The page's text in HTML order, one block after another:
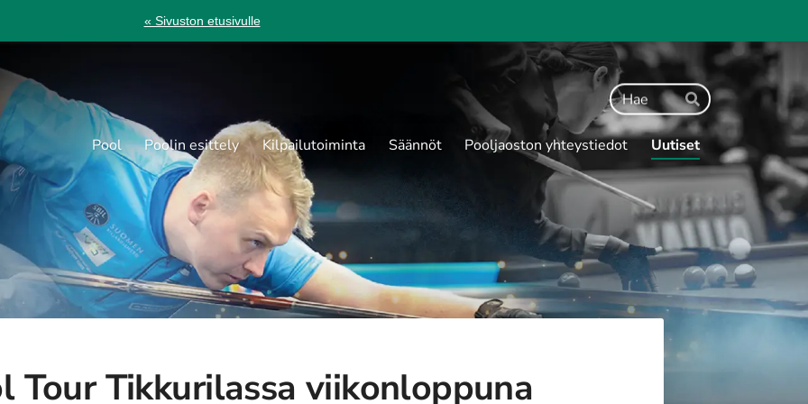
« Sivuston etusivulle
Haku
Hae
Pool Poolin esittely Kilpailutoiminta Säännöt Pooljaoston yhteystiedot Uutiset
Tour Tikkurilassa viikonloppuna